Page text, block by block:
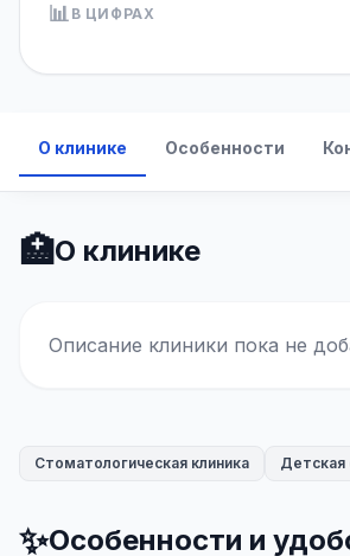
📊 В ЦИФРАХ
О клинике Особенности
🏥О клинике
Описание клиники пока не
Стоматологическая клиника Детская
✨Особенности и